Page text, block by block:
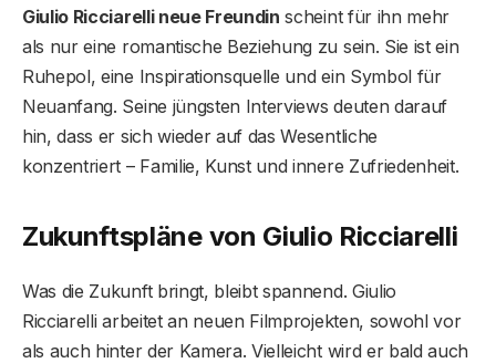
Giulio Ricciarelli neue Freundin scheint für ihn mehr
als nur eine romantische Beziehung zu sein. Sie ist ein
Ruhepol, eine Inspirationsquelle und ein Symbol für
Neuanfang. Seine jüngsten Interviews deuten darauf
hin, dass er sich wieder auf das Wesentliche
konzentriert – Familie, Kunst und innere Zufriedenheit.
Zukunftspläne von Giulio Ricciarelli
Was die Zukunft bringt, bleibt spannend. Giulio
Ricciarelli arbeitet an neuen Filmprojekten, sowohl vor
als auch hinter der Kamera. Vielleicht wird er bald auch